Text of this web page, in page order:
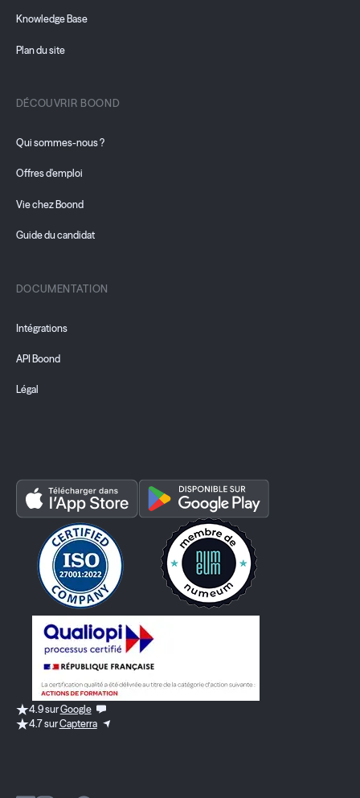
Knowledge Base
Plan du site
DÉCOUVRIR BOOND
Qui sommes-nous ?
Offres d'emploi
Vie chez Boond
Guide du candidat
DOCUMENTATION
Intégrations
API Boond
Légal
4.9 surGoogle
4.7 surCapterra